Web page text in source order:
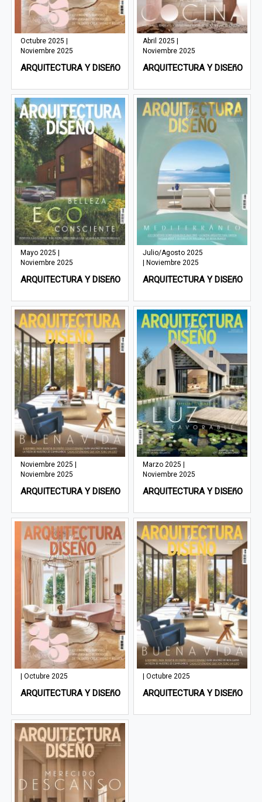
Octubre 2025 |
Noviembre 2025
ARQUITECTURA Y DISEñO
Abril 2025 |
Noviembre 2025
ARQUITECTURA Y DISEñO
Mayo 2025 |
Noviembre 2025
ARQUITECTURA Y DISEñO
Julio/Agosto 2025
| Noviembre 2025
ARQUITECTURA Y DISEñO
Noviembre 2025 |
Noviembre 2025
ARQUITECTURA Y DISEñO
Marzo 2025 |
Noviembre 2025
ARQUITECTURA Y DISEñO
| Octubre 2025
ARQUITECTURA Y DISEñO
| Octubre 2025
ARQUITECTURA Y DISEñO